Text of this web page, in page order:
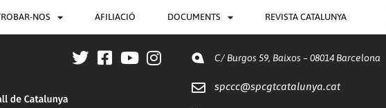
NOS AFILIACIÓ DOCUMENTS REVISTA CATALUNYA
C/ Burgos 59, Baixos – 08014 Barcelona
spccc@spcgtcatalunya.cat